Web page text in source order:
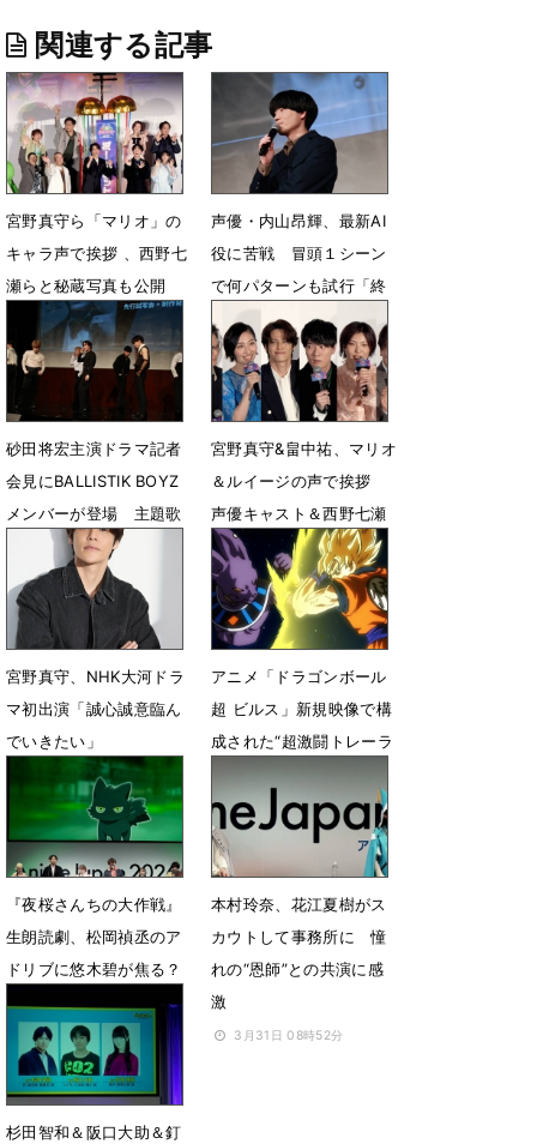
関連する記事
宮野真守ら「マリオ」の
キャラ声で挨拶 、西野七
瀬らと秘蔵写真も公開
5月5日 19時52分
声優・内山昂輝、最新AI
役に苦戦 冒頭１シーン
で何パターンも試行「終
わらないと思った」
4月28日 22時35分
砂田将宏主演ドラマ記者
会見にBALLISTIK BOYZ
メンバーが登場 主題歌
を生パフォーマンス
4月28日 21時40分
宮野真守&畠中祐、マリオ
＆ルイージの声で挨拶
声優キャスト＆西野七瀬
＆HIKAKINら登場
4月28日 07時48分
宮野真守、NHK大河ドラ
マ初出演「誠心誠意臨ん
でいきたい」
4月24日 13時25分
アニメ「ドラゴンボール
超 ビルス」新規映像で構
成された“超激闘トレーラ
4月20日 15時00分
『夜桜さんちの大作戦』
生朗読劇、松岡禎丞のア
ドリブに悠木碧が焦る？
3月31日 08時59分
本村玲奈、花江夏樹がス
カウトして事務所に 憧
れの“恩師”との共演に感
激
3月31日 08時52分
杉田智和＆阪口大助＆釘